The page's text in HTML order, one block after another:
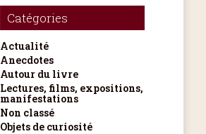
Catégories
Actualité
Anecdotes
Autour du livre
Lectures, films, expositions,
manifestations
Non classé
Objets de curiosité